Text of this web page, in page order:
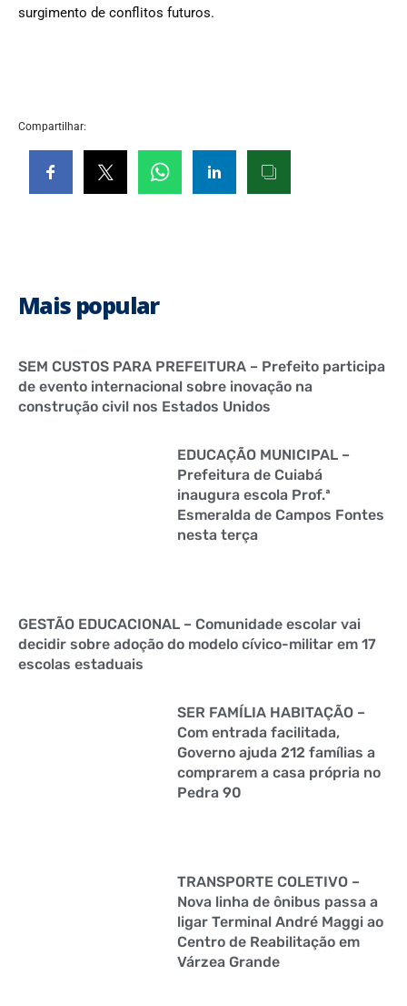
surgimento de conflitos futuros.
Compartilhar:
Mais popular
SEM CUSTOS PARA PREFEITURA – Prefeito participa
de evento internacional sobre inovação na
construção civil nos Estados Unidos
EDUCAÇÃO MUNICIPAL –
Prefeitura de Cuiabá
inaugura escola Prof.ª
Esmeralda de Campos Fontes
nesta terça
GESTÃO EDUCACIONAL – Comunidade escolar vai
decidir sobre adoção do modelo cívico-militar em 17
escolas estaduais
SER FAMÍLIA HABITAÇÃO –
Com entrada facilitada,
Governo ajuda 212 famílias a
comprarem a casa própria no
Pedra 90
TRANSPORTE COLETIVO –
Nova linha de ônibus passa a
ligar Terminal André Maggi ao
Centro de Reabilitação em
Várzea Grande